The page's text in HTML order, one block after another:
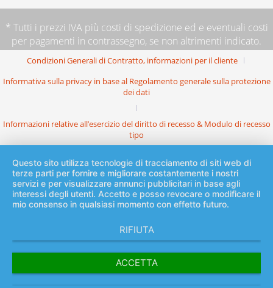
* Tutti i prezzi IVA più costi di spedizione ed e eventuali costi
per pagamenti in contrassegno, se non altrimenti indicato.
Condizioni Generali di Contratto, informazioni per il cliente
Informativa sulla privacy in base al Regolamento generale sulla protezione
dei dati
Informazioni relative all’esercizio del diritto di recesso & Modulo di recesso
tipo
Questo sito utilizza tecnologie di tracciamento di siti web di
terze parti per fornire e migliorare costantemente i nostri
servizi e per visualizzare annunci pubblicitari in base agli
interessi degli utenti. Accetto e posso revocare o modificare il
mio consenso in qualsiasi momento con effetto futuro.
RIFIUTA
ACCETTA